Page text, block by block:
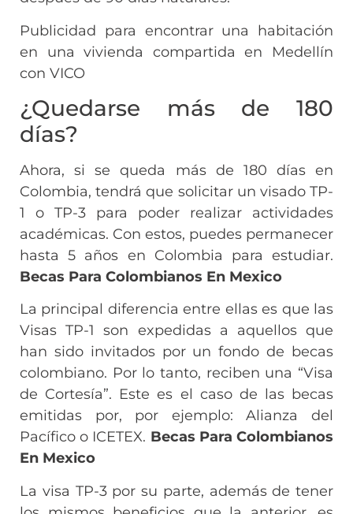
Publicidad para encontrar una habitación
en una vivienda compartida en Medellín
con VICO
¿Quedarse más de 180
días?
Ahora, si se queda más de 180 días en
Colombia, tendrá que solicitar un visado TP-
1 o TP-3 para poder realizar actividades
académicas. Con estos, puedes permanecer
hasta 5 años en Colombia para estudiar.
Becas Para Colombianos En Mexico
La principal diferencia entre ellas es que las
Visas TP-1 son expedidas a aquellos que
han sido invitados por un fondo de becas
colombiano. Por lo tanto, reciben una “Visa
de Cortesía”. Este es el caso de las becas
emitidas por, por ejemplo: Alianza del
Pacífico o ICETEX. Becas Para Colombianos
En Mexico
La visa TP-3 por su parte, además de tener